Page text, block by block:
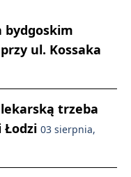
bydgoskim
ul. Kossaka
trzeba
Łodzi 03 sierpnia,